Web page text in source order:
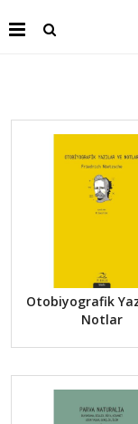
Otobiyografik
Notlar